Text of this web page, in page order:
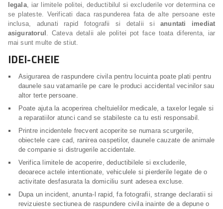
legala, iar limitele politei, deductibilul si excluderile vor determina ce
se plateste. Verificati daca raspunderea fata de alte persoane este
inclusa, adunati rapid fotografii si detalii sianuntati imediat
asiguratorul . Cateva detalii ale politei pot face toata diferenta, iar
mai sunt multe de stiut.
IDEI-CHEIE
Asigurarea de raspundere civila pentru locuinta poate plati pentru
daunele sau vatamarile pe care le produci accidental vecinilor sau
altor terte persoane.
Poate ajuta la acoperirea cheltuielilor medicale, a taxelor legale si
a reparatiilor atunci cand se stabileste ca tu esti responsabil.
Printre incidentele frecvent acoperite se numara scurgerile,
obiectele care cad, ranirea oaspetilor, daunele cauzate de animale
de companie si distrugerile accidentale.
Verifica limitele de acoperire, deductibilele si excluderile,
deoarece actele intentionate, vehiculele si pierderile legate de o
activitate desfasurata la domiciliu sunt adesea excluse.
Dupa un incident, anunta-l rapid, fa fotografii, strange declaratii si
revizuieste sectiunea de raspundere civila inainte de a depune o